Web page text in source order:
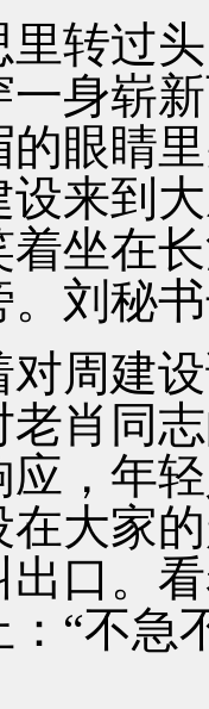
过头
一身崭
的眼睛
来到
坐在
刘秘
建设
肖同
应，年
在大家
口。
“不急